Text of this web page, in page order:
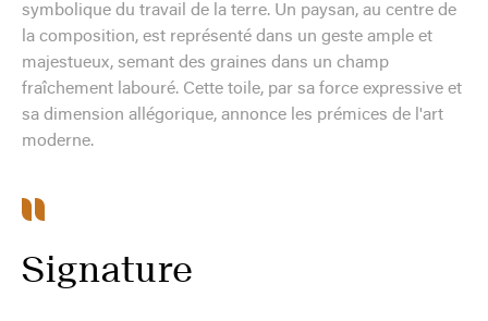
symbolique du travail de la terre. Un paysan, au centre de
la composition, est représenté dans un geste ample et
majestueux, semant des graines dans un champ
fraîchement labouré. Cette toile, par sa force expressive et
sa dimension allégorique, annonce les prémices de l'art
moderne.
Signature